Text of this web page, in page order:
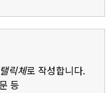
릭체로 작성합니다.
등